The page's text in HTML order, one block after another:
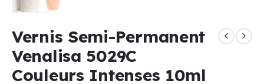
Vernis Semi-Permanent
Venalisa 5029C
Couleurs Intenses 10ml